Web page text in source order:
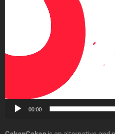
00:00